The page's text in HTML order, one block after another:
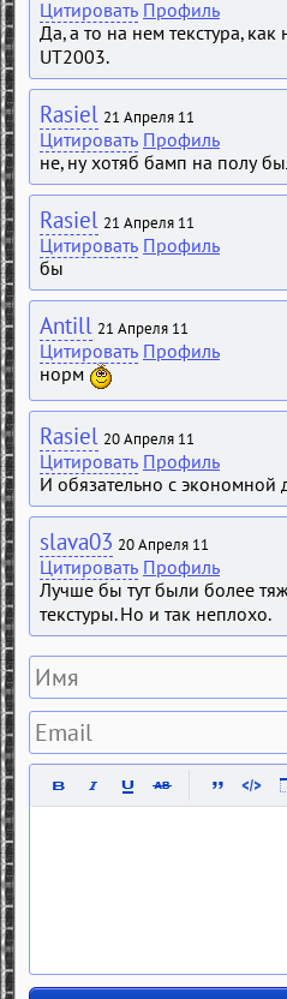
Цитировать Профиль
Да, а то на нем текстура,
UT2003.
Rasiel 21 Апреля 11
Цитировать Профиль
не, ну хотяб бамп на полу
Rasiel 21 Апреля 11
Цитировать Профиль
бы
Antill 21 Апреля 11
Цитировать Профиль
норм
Rasiel 20 Апреля 11
Цитировать Профиль
И обязательно с экономной
slava03 20 Апреля 11
Цитировать Профиль
Лучше бы тут были более
текстуры. Но и так неплохо.